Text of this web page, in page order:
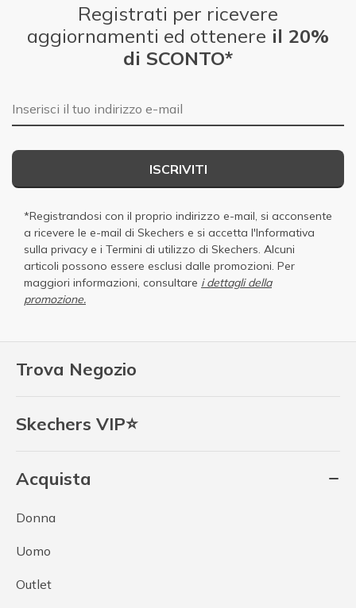
Trova Negozio
Skechers VIP⭐
Acquista
Donna
Uomo
Outlet
Registrati per ricevere
aggiornamenti ed ottenere il 20%
di SCONTO*
E-mail
ISCRIVITI
*Registrandosi con il proprio indirizzo e-mail, si acconsente
a ricevere le e-mail di Skechers e si accetta l'Informativa
sulla privacy e i Termini di utilizzo di Skechers. Alcuni
articoli possono essere esclusi dalle promozioni. Per
maggiori informazioni, consultare i dettagli della
promozione.